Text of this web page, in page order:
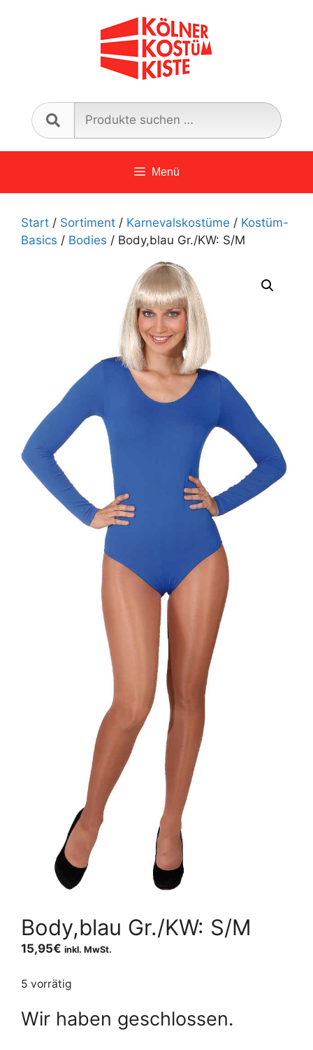
nach:
Menü
Start / Sortiment / Karnevalskostüme / Kostüm-
Basics / Bodies / Body,blau Gr./KW: S/M
Body,blau Gr./KW: S/M
15,95€ inkl. MwSt.
5 vorrätig
Wir haben geschlossen.